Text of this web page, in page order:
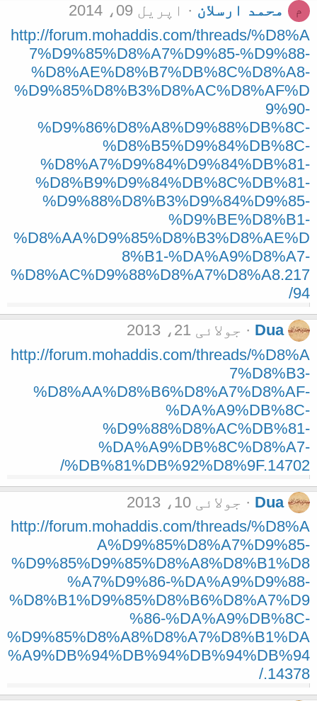
م محمد ارسلان
اپریل 09، 2014
http://forum.mohaddis.com/threads/%D8%A
7%D9%85%D8%A7%D9%85-%D9%88-
%D8%AE%D8%B7%DB%8C%D8%A8-
%D9%85%D8%B3%D8%AC%D8%AF%D
9%90-
%D9%86%D8%A8%D9%88%DB%8C-
%D8%B5%D9%84%DB%8C-
%D8%A7%D9%84%D9%84%DB%81-
%D8%B9%D9%84%DB%8C%DB%81-
%D9%88%D8%B3%D9%84%D9%85-
%D9%BE%D8%B1-
%D8%AA%D9%85%D8%B3%D8%AE%D
8%B1-%DA%A9%D8%A7-
%D8%AC%D9%88%D8%A7%D8%A8.217
94/
Dua
جولائی 21، 2013
http://forum.mohaddis.com/threads/%D8%A
7%D8%B3-
%D8%AA%D8%B6%D8%A7%D8%AF-
%DA%A9%DB%8C-
%D9%88%D8%AC%DB%81-
%DA%A9%DB%8C%D8%A7-
%DB%81%DB%92%D8%9F.14702/
Dua
جولائی 10، 2013
http://forum.mohaddis.com/threads/%D8%A
A%D9%85%D8%A7%D9%85-
%D9%85%D9%85%D8%A8%D8%B1%D8
%A7%D9%86-%DA%A9%D9%88-
%D8%B1%D9%85%D8%B6%D8%A7%D9
%86-%DA%A9%DB%8C-
%D9%85%D8%A8%D8%A7%D8%B1%DA
%A9%DB%94%DB%94%DB%94%DB%94
.14378/